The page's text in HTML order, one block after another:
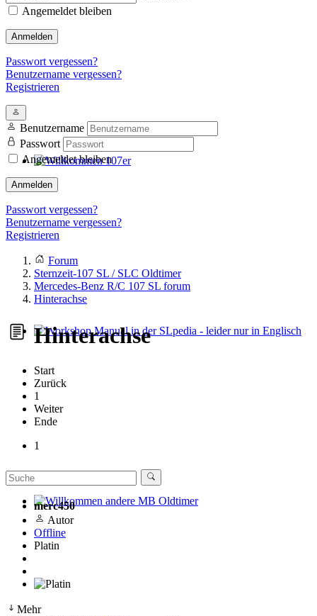
Workshops 2026 - Hzg & Klima 16.5. Erlangen, D-, KA-, KE-
Workshop Manual in der SLpedia - leider nur in Englisch
Willkommen andere MB Oldtimer
Angemeldet bleiben
Anmelden
Passwort vergessen?
Benutzername vergessen?
Registrieren
Benutzername
Passwort
Angemeldet bleiben
Anmelden
Passwort vergessen?
Benutzername vergessen?
Registrieren
Forum
Sternzeit-107 SL / SLC Oldtimer
Mercedes-Benz R/C 107 SL forum
Hinterachse
Hinterachse
Start
Zurück
1
Weiter
Ende
1
merc450
Autor
Offline
Platin
Mehr